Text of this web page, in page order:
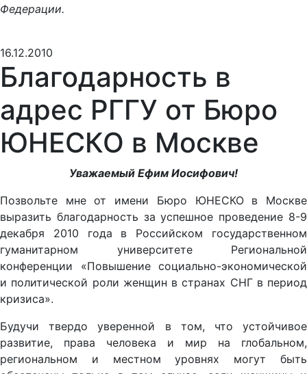
Федерации.
16.12.2010
Благодарность в
адрес РГГУ от Бюро
ЮНЕСКО в Москве
Уважаемый Ефим Иосифович!
Позвольте мне от имени Бюро ЮНЕСКО в Москве
выразить благодарность за успешное проведение 8-9
декабря 2010 года в Российском государственном
гуманитарном университете Региональной
конференции «Повышение социально-экономической
и политической роли женщин в странах СНГ в период
кризиса».
Будучи твердо уверенной в том, что устойчивое
развитие, права человека и мир на глобальном,
региональном и местном уровнях могут быть